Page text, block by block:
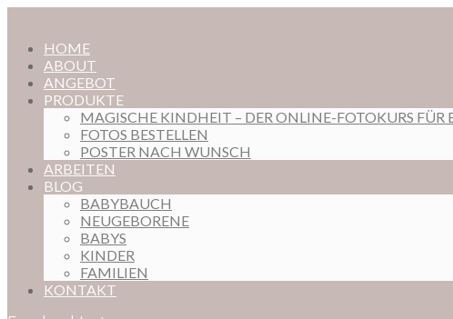
HOME
ABOUT
ANGEBOT
PRODUKTE
MAGISCHE KINDHEIT – DER ONLINE-FOTOKURS
FOTOS BESTELLEN
POSTER NACH WUNSCH
ARBEITEN
BLOG
BABYBAUCH
NEUGEBORENE
BABYS
KINDER
FAMILIEN
KONTAKT